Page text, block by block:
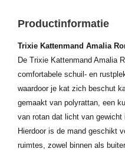
Productinformatie
Trixie Kattenmand Amalia
De Trixie Kattenmand Amalia
comfortabele schuil- en
waardoor je kat zich beschut
gemaakt van polyrattan, een
van rotan dat licht van gewicht
Hierdoor is de mand geschikt
ruimtes, zowel binnen als